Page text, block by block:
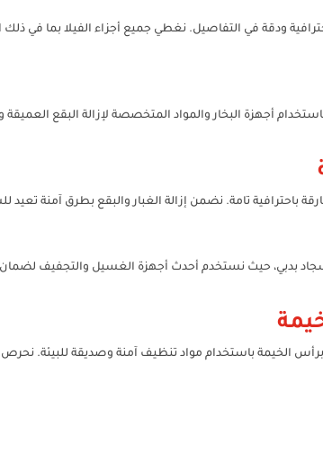
ودقة في التفاصيل. نغطي جميع أجزاء الفيلا بما في ذلك
أجهزة البخار والمواد المتخصصة لإزالة البقع العميقة
تامة. نضمن إزالة الغبار والبقع بطرق آمنة
بدبي، حيث نستخدم أحدث أجهزة الغسيل والتجفيف
الخيمة باستخدام مواد تنظيف آمنة وصديقة للبيئة.